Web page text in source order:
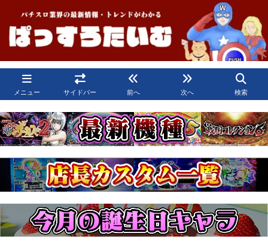
メニュー サイドバー 前へ 次へ 検索